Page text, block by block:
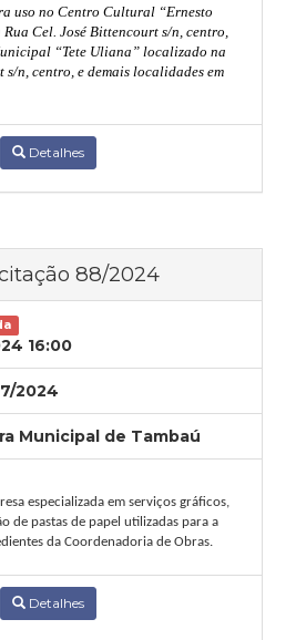
uso no Centro Cultural “Ernesto
Cel. José Bittencourt s/n, centro,
“Tete Uliana” localizado na
s/n, centro, e demais localidades em
Detalhes
88/2024
16:00
2024
Municipal de Tambaú
especializada em serviços gráficos,
de pastas de papelutilizadas para a
da Coordenadoria de Obras.
Detalhes